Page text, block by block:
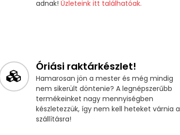
adnak! Üzleteink itt találhatóak.
Óriási raktárkészlet!
Hamarosan jön a mester és még mindig
nem sikerült döntenie? A legnépszerűbb
termékeinket nagy mennyiségben
készletezzük, így nem kell heteket várnia a
szállításra!